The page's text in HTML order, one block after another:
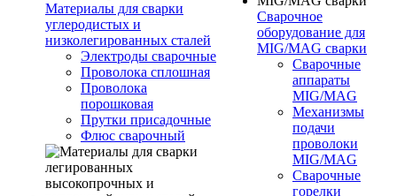
Материалы для сварки
углеродистых и
низколегированных сталей
Электроды сварочные
Проволока сплошная
Проволока
порошковая
Прутки присадочные
Флюс сварочный
Сварочное
оборудование для
MIG/MAG сварки
Сварочные
аппараты
MIG/MAG
Механизмы
подачи
проволоки
MIG/MAG
Сварочные
горелки